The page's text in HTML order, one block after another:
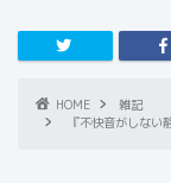
HOME
雑記
『不快音がしな